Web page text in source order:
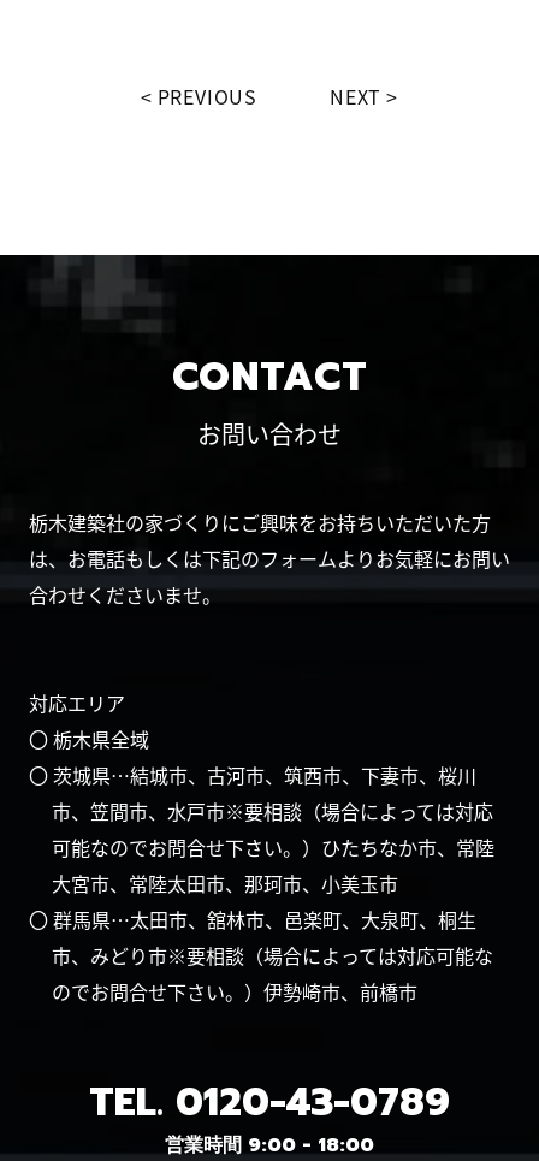
PREVIOUS NEXT
CONTACT
お問い合わせ
栃木建築社の家づくりにご興味をお持ちいただいた方
は、お電話もしくは下記のフォームよりお気軽にお問い
合わせくださいませ。
対応エリア
〇 栃木県全域
〇 茨城県…結城市、古河市、筑西市、下妻市、桜川
市、笠間市、水戸市※要相談（場合によっては対応
可能なのでお問合せ下さい。）ひたちなか市、常陸
大宮市、常陸太田市、那珂市、小美玉市
〇 群馬県…太田市、舘林市、邑楽町、大泉町、桐生
市、みどり市※要相談（場合によっては対応可能な
のでお問合せ下さい。）伊勢崎市、前橋市
TEL. 0120-43-0789
営業時間 9:00 - 18:00